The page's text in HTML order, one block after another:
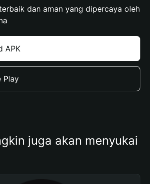
dan aman yang dipercaya oleh
APK
Play
juga akan menyukai